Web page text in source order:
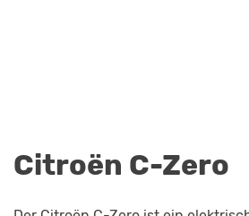
Citroën C-Zero